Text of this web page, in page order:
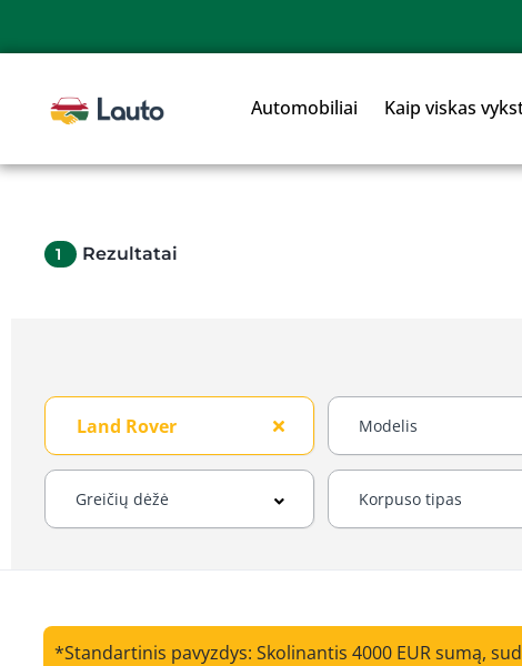
Automobiliai Kaip viskas
1 Rezultatai
Land Rover
*Standartinis pavyzdys: Skolinantis 4000 EUR sumą,